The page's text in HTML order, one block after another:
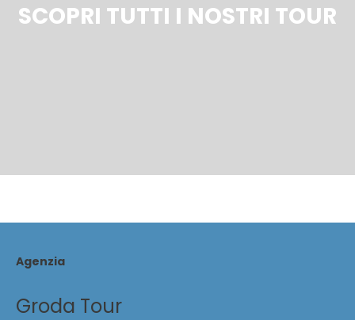
SCOPRI TUTTI I NOSTRI TOUR
Agenzia
Groda Tour